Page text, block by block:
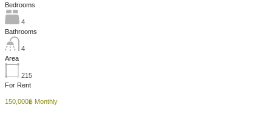
Bedrooms
4
Bathrooms
4
Area
215
For Rent
150,000฿ Monthly